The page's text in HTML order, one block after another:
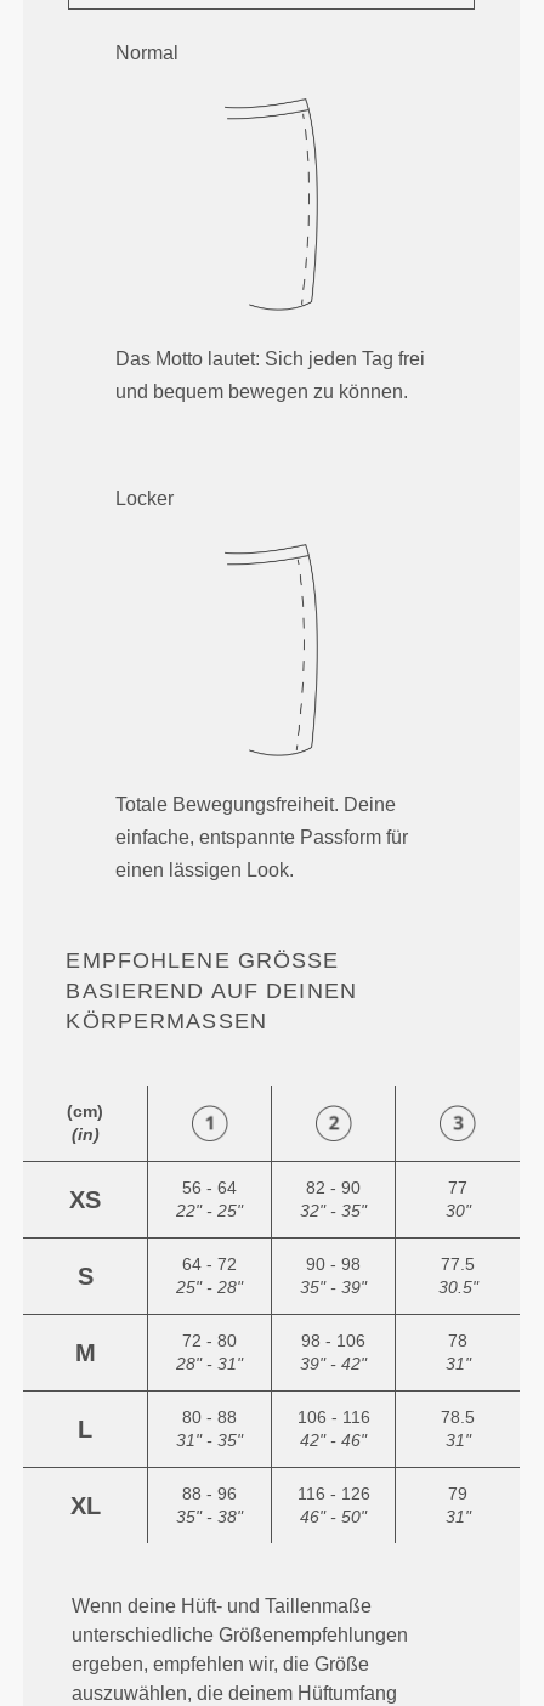
Normal
Das Motto lautet: Sich jeden Tag frei
und bequem bewegen zu können.
Locker
Totale Bewegungsfreiheit. Deine
einfache, entspannte Passform für
einen lässigen Look.
EMPFOHLENE GRÖSSE B
ASIEREND AUF DEINEN K
ÖRPERMASSEN
(cm)
(in)
XS
56 - 64
22" - 25"
82 - 90
32" - 35"
77
30"
S
64 - 72
25" - 28"
90 - 98
35" - 39"
77.5
30.5"
M
72 - 80
28" - 31"
98 - 106
39" - 42"
78
31"
L
80 - 88
31" - 35"
106 - 116
42" - 46"
78.5
31"
XL
88 - 96
35" - 38"
116 - 126
46" - 50"
79
31"
Wenn deine Hüft- und Taillenmaße
unterschiedliche Größenempfehlungen
ergeben, empfehlen wir, die Größe
auszuwählen, die deinem Hüftumfang